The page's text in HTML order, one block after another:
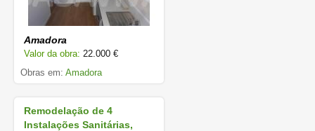
Amadora
Valor da obra: 22.000 €
Obras em: Amadora
Remodelação de 4
Instalações Sanitárias,